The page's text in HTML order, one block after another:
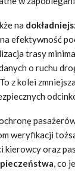
na
efektywność
trasy
o ruchu
z kolei
weryfikacji
oraz
, co